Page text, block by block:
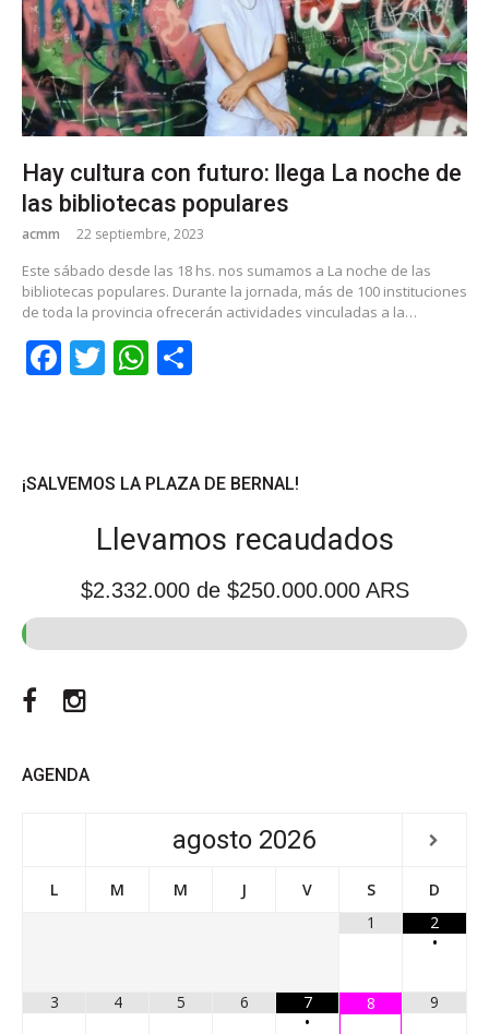
Hay cultura con futuro: llega La noche de
las bibliotecas populares
acmm 22 septiembre, 2023
Este sábado desde las 18 hs. nos sumamos a La noche de las
bibliotecas populares. Durante la jornada, más de 100 instituciones
de toda la provincia ofrecerán actividades vinculadas a la…
Facebook
TwitterWhatsApp
¡SALVEMOS LA PLAZA DE BERNAL!
Llevamos recaudados
$2.332.000de $250.000.000 ARS
Facebook
AGENDA
agosto 2026
L M M J V S
D
1
2
•
3 4 5 6
7
•
8 9